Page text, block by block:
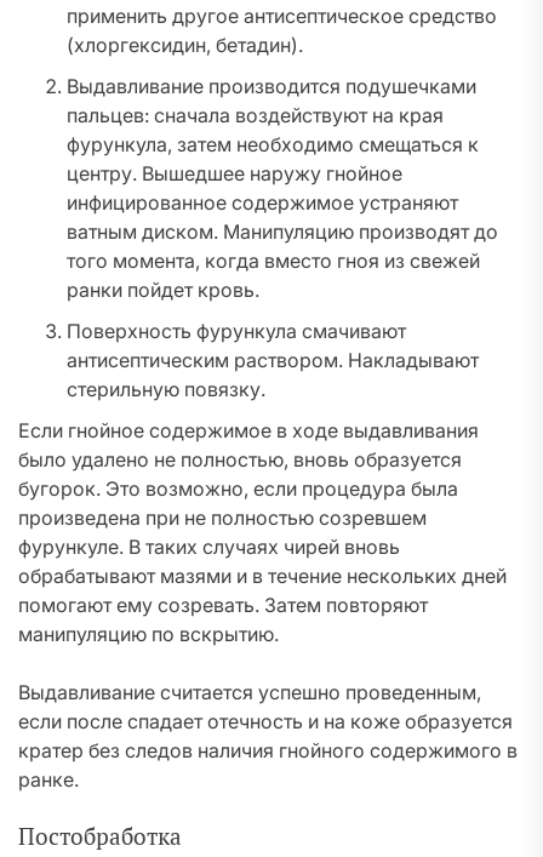
применить другое антисептическое средство
(хлоргексидин, бетадин).
Выдавливание производится подушечками
пальцев: сначала воздействуют на края
фурункула, затем необходимо смещаться к
центру. Вышедшее наружу гнойное
инфицированное содержимое устраняют
ватным диском. Манипуляцию производят до
того момента, когда вместо гноя из свежей
ранки пойдет кровь.
Поверхность фурункула смачивают
антисептическим раствором. Накладывают
стерильную повязку.
Если гнойное содержимое в ходе выдавливания
было удалено не полностью, вновь образуется
бугорок. Это возможно, если процедура была
произведена при не полностью созревшем
фурункуле. В таких случаях чирей вновь
обрабатывают мазями и в течение нескольких дней
помогают ему созревать. Затем повторяют
манипуляцию по вскрытию.
Выдавливание считается успешно проведенным,
если после спадает отечность и на коже образуется
кратер без следов наличия гнойного содержимого в
ранке.
Постобработка